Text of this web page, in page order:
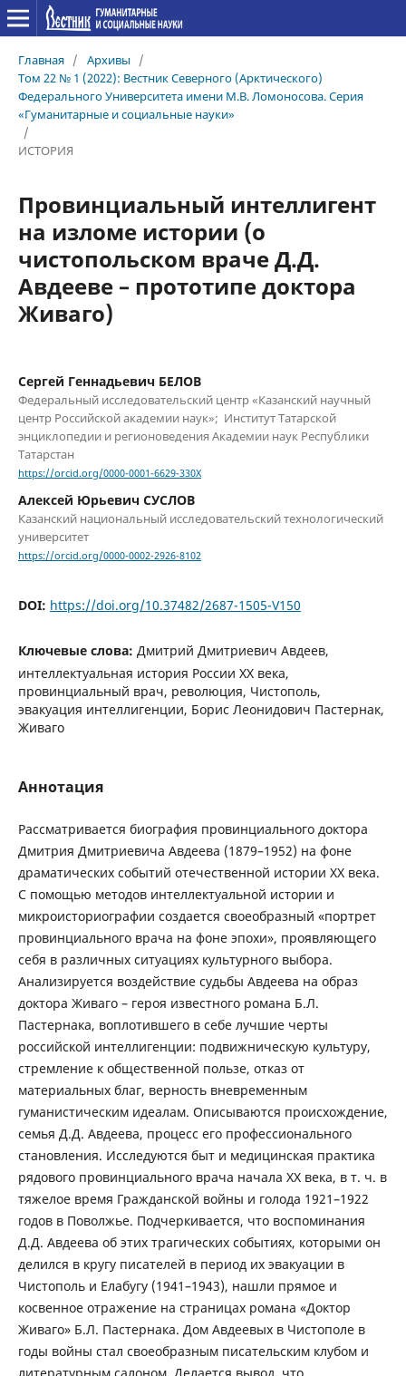
Главная / Архивы
/
Том 22 № 1 (2022): Вестник Северного (Арктического)
Федерального Университета имени М.В. Ломоносова. Серия
«Гуманитарные и социальные науки»
/
ИСТОРИЯ
Провинциальный интеллигент
на изломе истории (о
чистопольском враче Д.Д.
Авдееве – прототипе доктора
Живаго)
Сергей Геннадьевич БЕЛОВ
Федеральный исследовательский центр «Казанский научный
центр Российской академии наук»; Институт Татарской
энциклопедии и регионоведения Академии наук Республики
Татарстан
https://orcid.org/0000-0001-6629-330X
Алексей Юрьевич СУСЛОВ
Казанский национальный исследовательский технологический
университет
https://orcid.org/0000-0002-2926-8102
DOI: https://doi.org/10.37482/2687-1505-V150
Ключевые слова: Дмитрий Дмитриевич Авдеев,
интеллектуальная история России ХХ века,
провинциальный врач, революция, Чистополь,
эвакуация интеллигенции, Борис Леонидович Пастернак,
Живаго
Аннотация
Рассматривается биография провинциального доктора
Дмитрия Дмитриевича Авдеева (1879–1952) на фоне
драматических событий отечественной истории XX века.
С помощью методов интеллектуальной истории и
микроисториографии создается своеобразный «портрет
провинциального врача на фоне эпохи», проявляющего
себя в различных ситуациях культурного выбора.
Анализируется воздействие судьбы Авдеева на образ
доктора Живаго – героя известного романа Б.Л.
Пастернака, воплотившего в себе лучшие черты
российской интеллигенции: подвижническую культуру,
стремление к общественной пользе, отказ от
материальных благ, верность вневременным
гуманистическим идеалам. Описываются происхождение,
семья Д.Д. Авдеева, процесс его профессионального
становления. Исследуются быт и медицинская практика
рядового провинциального врача начала ХХ века, в т. ч. в
тяжелое время Гражданской войны и голода 1921–1922
годов в Поволжье. Подчеркивается, что воспоминания
Д.Д. Авдеева об этих трагических событиях, которыми он
делился в кругу писателей в период их эвакуации в
Чистополь и Елабугу (1941–1943), нашли прямое и
косвенное отражение на страницах романа «Доктор
Живаго» Б.Л. Пастернака. Дом Авдеевых в Чистополе в
годы войны стал своеобразным писательским клубом и